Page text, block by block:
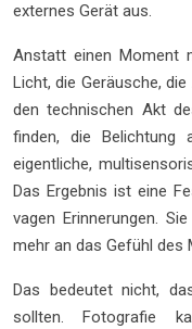
externes Gerät aus.
Anstatt einen Moment
Licht, die Geräusche,
den technischen Akt
finden, die Belichtung
eigentliche,
Das Ergebnis ist eine
vagen Erinnerungen.
mehr an das Gefühl des
Das bedeutet nicht,
sollten. Fotografie